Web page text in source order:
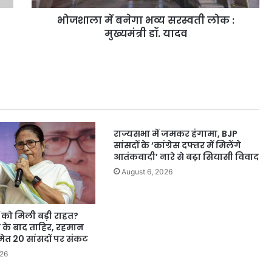
डॉ.
भोजशाला में बनेगा भव्य सरस्वती लोक :
मुख्यमंत्री डॉ. यादव
मिली बड़ी राहत?
बाद ताहिर, रहमान
20 सांसदों पर संकट
राज्यसभा में जमकर हंगामा, BJP
सांसदों के ‘कांग्रेस दफ्तर में मिलेंगे
आतंकवादी’ नारे से बढ़ा सियासी विवाद
August 6, 2026